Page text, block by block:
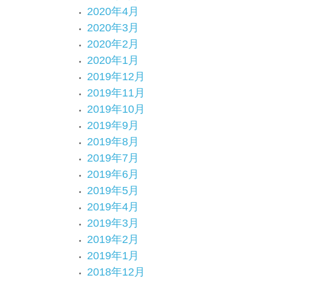
2020年4月
2020年3月
2020年2月
2020年1月
2019年12月
2019年11月
2019年10月
2019年9月
2019年8月
2019年7月
2019年6月
2019年5月
2019年4月
2019年3月
2019年2月
2019年1月
2018年12月